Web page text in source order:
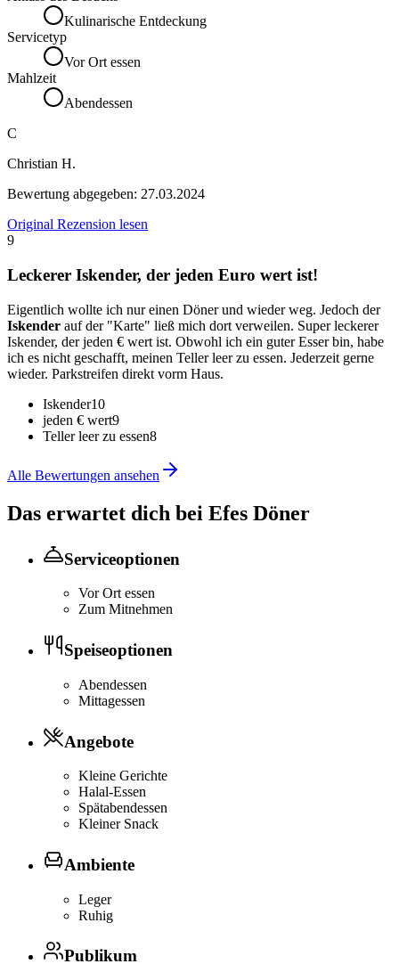
Kulinarische Entdeckung
Servicetyp
Vor Ort essen
Mahlzeit
Abendessen
C
Christian H.
Bewertung abgegeben: 27.03.2024
Original Rezension lesen
9
Leckerer Iskender, der jeden Euro wert ist!
Eigentlich wollte ich nur einen Döner und wieder weg. Jedoch der
Iskender auf der "Karte" ließ mich dort verweilen. Super leckerer
Iskender, der jeden € wert ist. Obwohl ich ein guter Esser bin, habe
ich es nicht geschafft, meinen Teller leer zu essen. Jederzeit gerne
wieder. Parkstreifen direkt vorm Haus.
Iskender10
jeden € wert9
Teller leer zu essen8
Alle Bewertungen ansehen
Das erwartet dich bei Efes Döner
Serviceoptionen
Vor Ort essen
Zum Mitnehmen
Speiseoptionen
Abendessen
Mittagessen
Angebote
Kleine Gerichte
Halal-Essen
Spätabendessen
Kleiner Snack
Ambiente
Leger
Ruhig
Publikum